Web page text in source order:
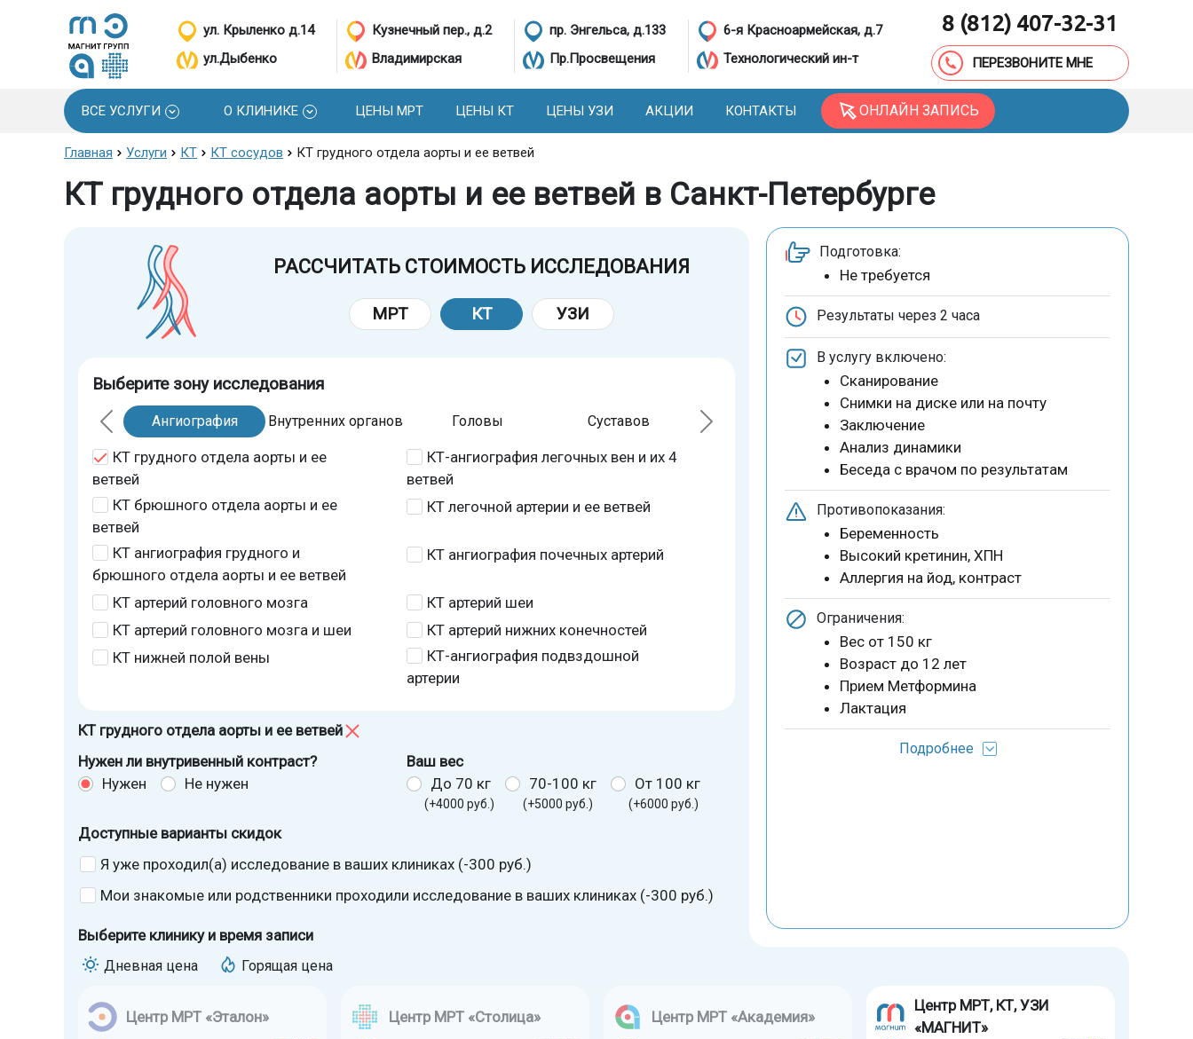
ул. Крыленко д.14
ул.Дыбенко
Кузнечный пер., д.2
Владимирская
пр. Энгельса, д.133
Пр.Просвещения
6-я Красноармейская, д.7
Технологический ин-т
8 (812) 407-32-31
ПЕРЕЗВОНИТЕ МНЕ
ВСЕ УСЛУГИ О КЛИНИКЕ ЦЕНЫ МРТ ЦЕНЫ КТ ЦЕНЫ УЗИ АКЦИИ КОНТАКТЫ ОНЛАЙН ЗАПИСЬ
Главная Услуги КТ КТ сосудов КТ грудного отдела аорты и ее ветвей
КТ грудного отдела аорты и ее ветвей в Санкт-Петербурге
РАССЧИТАТЬ СТОИМОСТЬ ИССЛЕДОВАНИЯ
МРТ КТ УЗИ
Выберите зону исследования
Ангиография Внутренних органов Головы Суставов
КТ грудного отдела аорты и ее
ветвей
КТ-ангиография легочных вен и их 4
ветвей
КТ брюшного отдела аорты и ее
ветвей
КТ легочной артерии и ее ветвей
КТ ангиография грудного и
брюшного отдела аорты и ее ветвей
КТ ангиография почечных артерий
КТ артерий головного мозга
КТ артерий шеи
КТ артерий головного мозга и шеи
КТ артерий нижних конечностей
КТ нижней полой вены
КТ-ангиография подвздошной
артерии
КТ грудного отдела аорты и ее ветвей
Нужен ли внутривенный контраст?
Нужен
Не нужен
Ваш вес
До 70 кг
(+4000 руб.)
70-100 кг
(+5000 руб.)
От 100 кг
(+6000 руб.)
Доступные варианты скидок
Я уже проходил(а) исследование в ваших клиниках (-300 руб.)
Мои знакомые или родственники проходили исследование в ваших клиниках (-300 руб.)
Выберите клинику и время записи
Подготовка:
Не требуется
Результаты через 2 часа
В услугу включено:
Сканирование
Снимки на диске или на почту
Заключение
Анализ динамики
Беседа с врачом по результатам
Противопоказания:
Беременность
Высокий кретинин, ХПН
Аллергия на йод, контраст
Ограничения:
Вес от 150 кг
Возраст до 12 лет
Прием Метформина
Лактация
Подробнее
Дневная цена Горящая цена
Центр МРТ «Эталон» Центр МРТ «Столица» Центр МРТ «Академия»
Центр МРТ, КТ, УЗИ
«МАГНИТ»